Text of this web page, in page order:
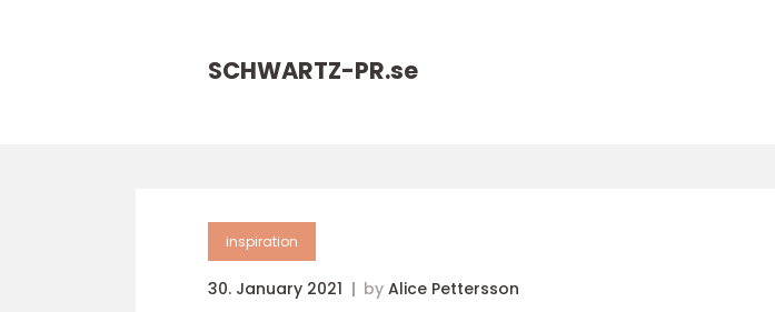
SCHWARTZ-PR.se
inspiration
30. January 2021 by Alice Pettersson